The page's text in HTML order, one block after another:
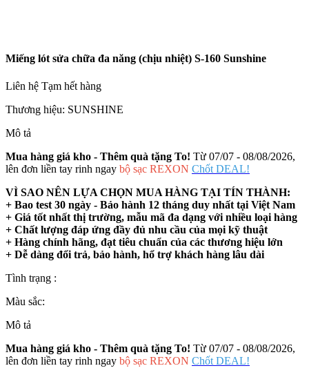
Miếng lót sửa chữa đa năng (chịu nhiệt) S-160 Sunshine
Liên hệ Tạm hết hàng
Thương hiệu: SUNSHINE
Mô tả
Mua hàng giá kho - Thêm quà tặng To! Từ 07/07 - 08/08/2026,
lên đơn liền tay rinh ngay bộ sạc REXON Chốt DEAL!
VÌ SAO NÊN LỰA CHỌN MUA HÀNG TẠI TÍN THÀNH:
+ Bao test 30 ngày - Bảo hành 12 tháng duy nhất tại Việt Nam
+ Giá tốt nhất thị trường, mẫu mã đa dạng với nhiều loại hàng
+ Chất lượng đáp ứng đầy đủ nhu cầu của mọi kỹ thuật
+ Hàng chính hãng, đạt tiêu chuẩn của các thương hiệu lớn
+ Dễ dàng đổi trả, bảo hành, hổ trợ khách hàng lâu dài
Tình trạng :
Màu sắc:
Mô tả
Mua hàng giá kho - Thêm quà tặng To! Từ 07/07 - 08/08/2026,
lên đơn liền tay rinh ngay bộ sạc REXON Chốt DEAL!